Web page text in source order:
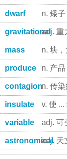
dwarf n. 矮
gravitationaladj. 重
mass n. 块
produce n. 产
contagionn. 传
insulate v. 使
variable adj. 可
astronomicaladj. 天